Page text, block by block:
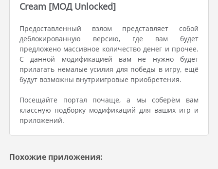
Cream [МОД Unlocked]
Предоставленный взлом представляет собой
деблокированную версию, где вам будет
предложено массивное количество денег и прочее.
С данной модификацией вам не нужно будет
прилагать немалые усилия для победы в игру, ещё
будут возможны внутриигровые приобретения.
Посещайте портал почаще, а мы соберём вам
классную подборку модификаций для ваших игр и
приложений.
Похожие приложения: